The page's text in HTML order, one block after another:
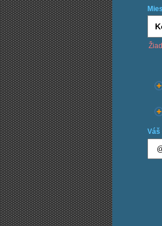
Váš